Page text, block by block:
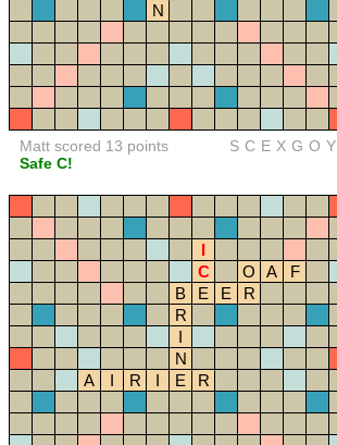
N
Matt scored 13 points
Safe C!
SCEXGOY
I
C
O A
F
B
E E
R
R
I
N
A
I R I E R